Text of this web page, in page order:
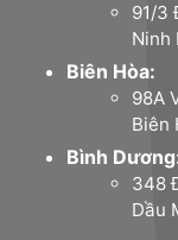
91/3
Ninh
Biên Hòa:
98A
Biên
Bình
348
Dầu